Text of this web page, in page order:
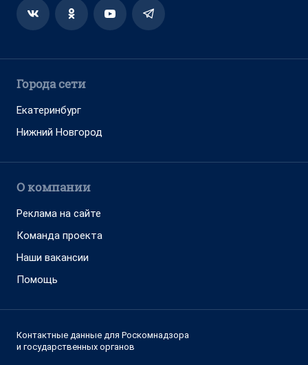
Города сети
Екатеринбург
Нижний Новгород
О компании
Реклама на сайте
Команда проекта
Наши вакансии
Помощь
Контактные данные для Роскомнадзора
и государственных органов